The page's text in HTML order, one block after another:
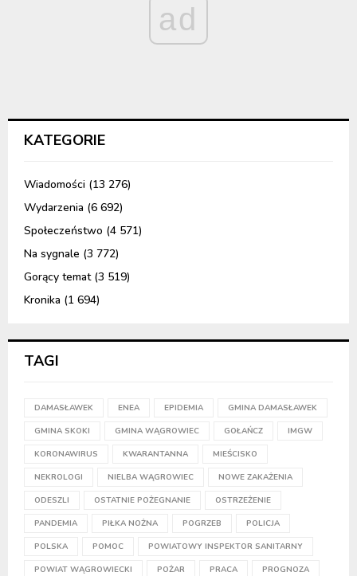
ad
KATEGORIE
Wiadomości (13 276)
Wydarzenia (6 692)
Społeczeństwo (4 571)
Na sygnale (3 772)
Gorący temat(3 519)
Kronika (1 694)
TAGI
DAMASŁAWEK ENEA EPIDEMIA GMINA DAMASŁAWEK
GMINA SKOKI GMINA WĄGROWIEC GOŁAŃCZ IMGW
KORONAWIRUS KWARANTANNA MIEŚCISKO
NEKROLOGI NIELBA WĄGROWIEC NOWE ZAKAŻENIA
ODESZLI OSTATNIE POŻEGNANIE OSTRZEŻENIE
PANDEMIA PIŁKA NOŻNA POGRZEB POLICJA
POLSKA POMOC POWIATOWY INSPEKTOR SANITARNY
POWIAT WĄGROWIECKI POŻAR PRACA PROGNOZA